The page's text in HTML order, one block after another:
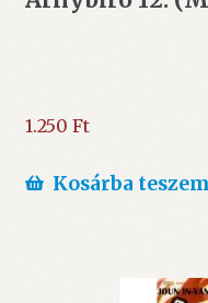
1.250 Ft
Kosárba teszem